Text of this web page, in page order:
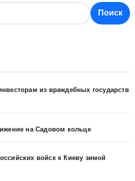
Поиск
из враждебных государств
на Садовом кольце
войск к Киеву зимой